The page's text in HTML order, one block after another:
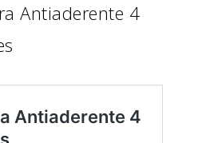
Antiaderente 4